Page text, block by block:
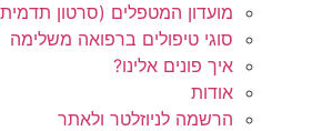
מועדון המטפלים (סרטון
סוגי טיפולים ברפואה משלימה
איך פונים אלינו?
אודות
הרשמה לניוזלטר ולאתר